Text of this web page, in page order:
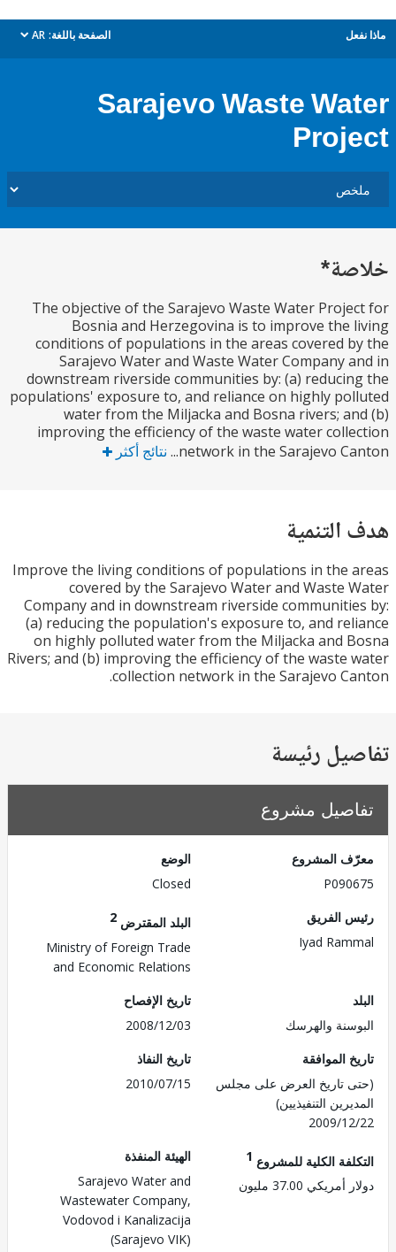
الصفحة باللغة: AR
dropdown
Sarajevo Waste
The objective of the Sarajevo Waste Water
Bosnia and Herzegovina is to improve
conditions of populations in the areas covered
Sarajevo Water and Waste Water Company
downstream riverside communities by: (a)
populations' exposure to, and reliance on highly
water from the Miljacka and Bosna rivers;
improving the efficiency of the waste water
network in the Sarajevo نتائج أكثر
Improve the living conditions of populations in the
covered by the Sarajevo Water and Waste
Company and in downstream riverside
(a) reducing the population's exposure to, and
on highly polluted water from the Miljacka and
Rivers; and (b) improving the efficiency of the
collection network in the Sarajevo
رئيسة
مشروع
المشروع
الفريق
Iyad
البلد المقترض
Ministry of Foreign Trade
and Economic Relations
والهرسك
تاريخ الإفصاح
2008/12/03
الموافقة
تاريخ العرض على مجلس
التنفيذيين)
2009/
تاريخ النفاذ
2010/07/15
الكلية للمشروع1
37.00 مليون
الهيئة المنفذة
Sarajevo Water and
Wastewater Company,
Vodovod i Kanalizacija
(Sarajevo VIK)